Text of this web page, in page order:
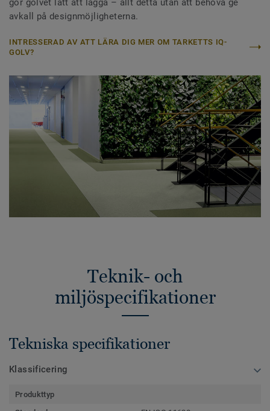
gör golvet lätt att lägga – allt detta utan att behöva ge
avkall på designmöjligheterna.
INTRESSERAD AV ATT LÄRA DIG MER OM TARKETTS IQ-
GOLV?
Teknik- och
miljöspecifikationer
Tekniska specifikationer
Klassificering
Produkttyp